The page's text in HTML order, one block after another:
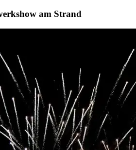
am Strand